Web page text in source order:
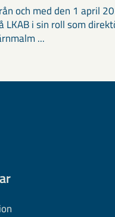
och med den 1 april
LKAB i sin roll som
...